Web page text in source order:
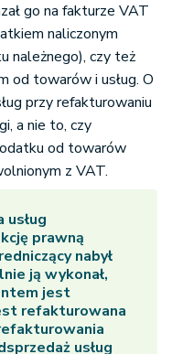
go na fakturze VAT
naliczonym
należnego), czy też
od towarów i usług. O
przy refakturowaniu
a nie to, czy
od towarów
z VAT.
prawną
nabył
ją wykonał,
jest
refakturowana
usług